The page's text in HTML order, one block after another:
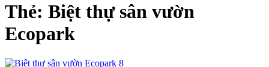
Thẻ: Biệt thự sân vườn
Ecopark